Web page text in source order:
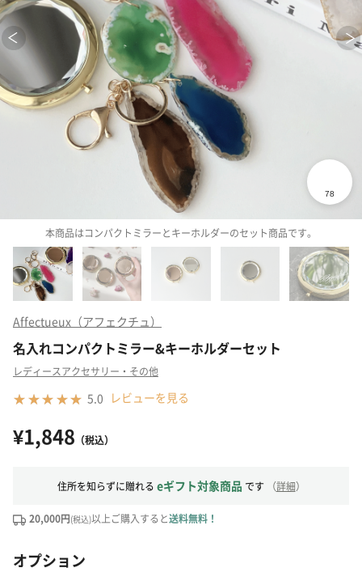
本商品はコンパクトミラーとキーホルダーのセット商品です。
Affectueux（アフェクチュ）
名入れコンパクトミラー&キーホルダーセット
レディースアクセサリー・その他
5.0 レビューを見る
¥1,848 （税込）
住所を知らずに贈れる eギフト対象商品 です （詳細）
20,000円(税込)以上ご購入すると送料無料！
オプション